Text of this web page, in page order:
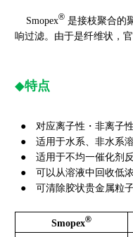
Smopex® 是接枝聚合的
响过滤。由于是纤维状，
◆特点
● 对应离子性・非离子
● 适用于水系、非水系
● 适用于不均一催化剂
● 可以从溶液中回收低
● 可清除胶状贵金属粒
Smopex®